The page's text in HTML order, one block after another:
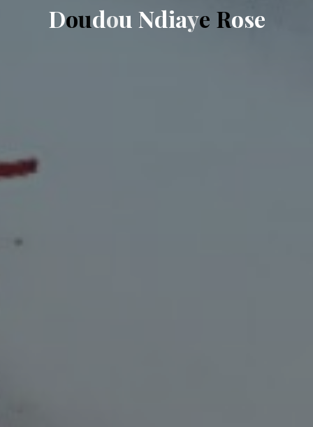
Doudou Ndiaye Rose